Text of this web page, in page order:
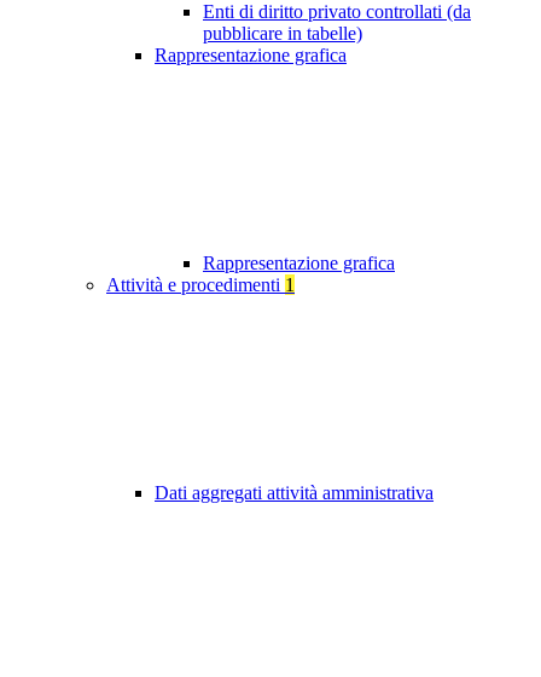
Enti di diritto privato controllati (da
pubblicare in tabelle)
Rappresentazione grafica
Rappresentazione grafica
Attività e procedimenti 1
Dati aggregati attività amministrativa